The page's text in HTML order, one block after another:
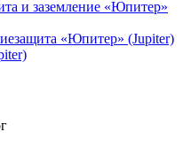
и заземление «Юпитер»
«Юпитер» (Jupiter)